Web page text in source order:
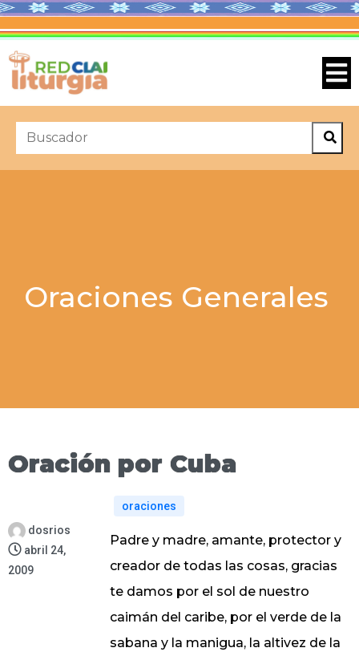
Oraciones Generales
Oración por Cuba
dosrios
abril 24,
2009
oraciones
Padre y madre, amante, protector y
creador de todas las cosas, gracias
te damos por el sol de nuestro
caimán del caribe, por el verde de la
sabana y la manigua, la altivez de la